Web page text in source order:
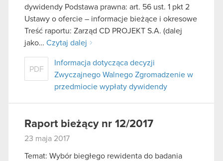
dywidendy Podstawa prawna: art. 56 ust. 1 pkt 2
Ustawy o ofercie – informacje bieżące i okresowe
Treść raportu: Zarząd CD PROJEKT S.A. (dalej
jako… Czytaj dalej
PDF
Informacja dotycząca decyzji
Zwyczajnego Walnego Zgromadzenie w
przedmiocie wypłaty dywidendy
Raport bieżący nr 12/2017
23 maja 2017
Temat: Wybór biegłego rewidenta do badania